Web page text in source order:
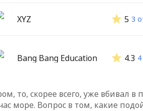
XYZ 5 3
Bang Bang Education 4.3
то, скорее всего, уже вбивал в
море. Вопрос в том, какие